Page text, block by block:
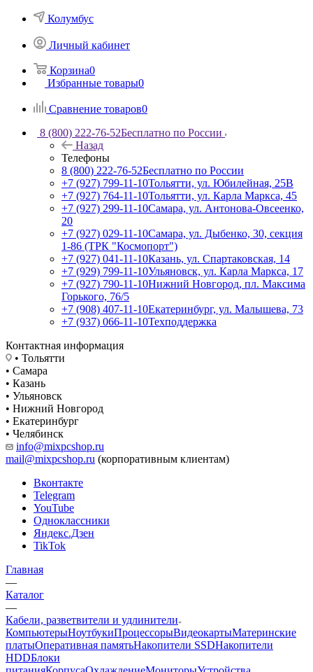
Колумбус
Личный кабинет
Корзина0
Избранные товары0
Сравнение товаров0
8 (800) 222-76-52Бесплатно по России
Назад
Телефоны
8 (800) 222-76-52Бесплатно по России
+7 (927) 799-11-10Тольятти, ул. Юбилейная, 25В
+7 (927) 764-11-10Тольятти, ул. Карла Маркса, 45
+7 (927) 299-11-10Самара, ул. Антонова-Овсеенко,
20
+7 (927) 029-11-10Самара, ул. Дыбенко, 30, секция
1-86 (ТРК "Космопорт")
+7 (927) 041-11-10Казань, ул. Спартаковская, 14
+7 (929) 799-11-10Ульяновск, ул. Карла Маркса, 17
+7 (927) 790-11-10Нижний Новгород, пл. Максима
Горького, 76/5
+7 (908) 407-11-10Екатеринбург, ул. Малышева, 73
+7 (937) 066-11-10Техподдержка
Контактная информация
• Тольятти
• Самара
• Казань
• Ульяновск
• Нижний Новгород
• Екатеринбург
• Челябинск
info@mixpcshop.ru
mail@mixpcshop.ru (корпоративным клиентам)
Вконтакте
Telegram
YouTube
Одноклассники
Яндекс.Дзен
TikTok
Главная
—
Каталог
—
Кабели, разветвители и удлинители
КомпьютерыНоутбукиПроцессорыВидеокартыМатеринские
платыОперативная памятьНакопители SSDНакопители
HDDБлоки